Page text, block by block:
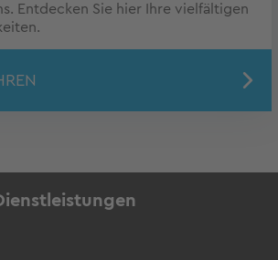
Entdecken Sie hier Ihre vielfältigen